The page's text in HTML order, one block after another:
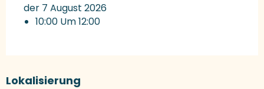
der 7 August 2026
10:00 Um 12:00
Lokalisierung